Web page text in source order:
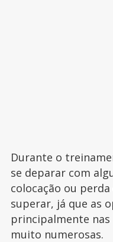
Durante o
se deparar com
colocação ou
superar, já que as
principalmente
muito numerosas.